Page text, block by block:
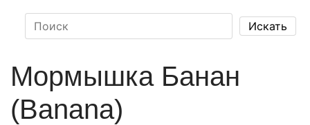
Мормышка Банан
(Banana)